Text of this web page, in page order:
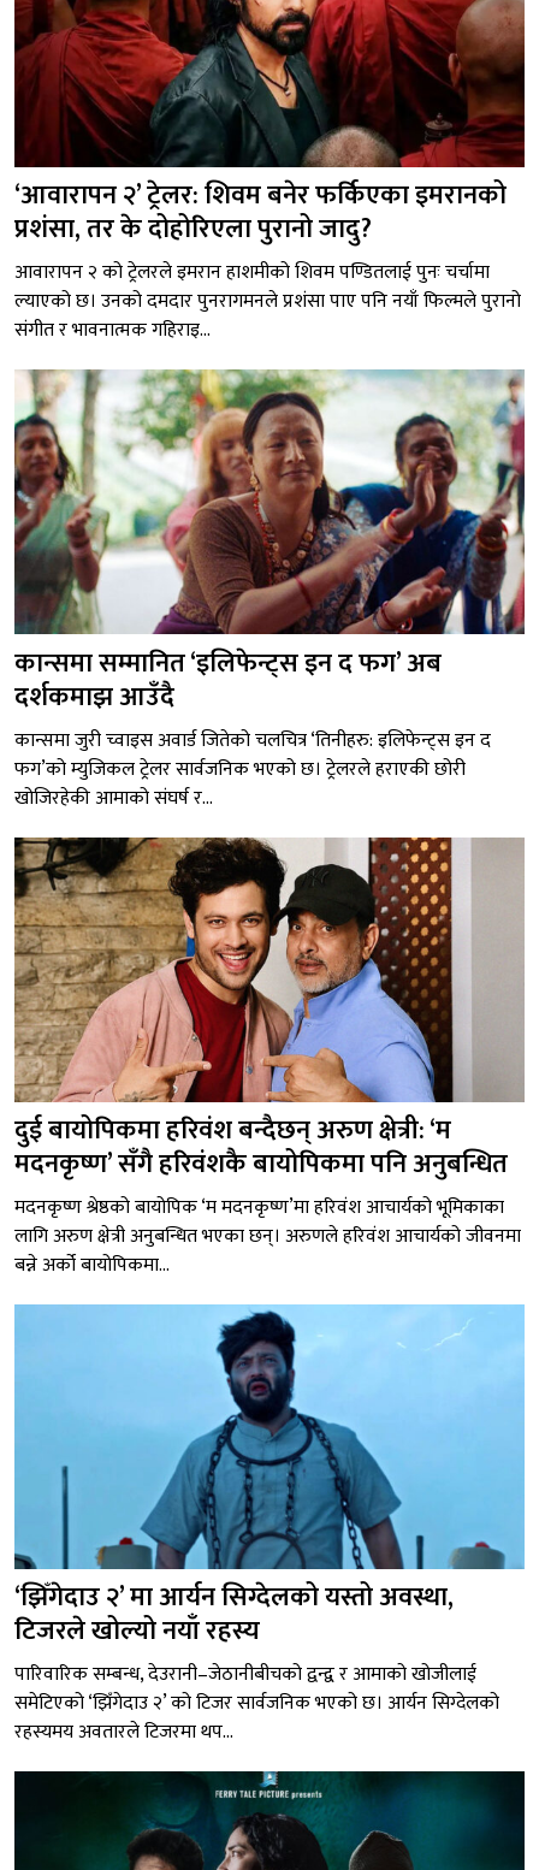
‘आवारापन २’ ट्रेलर: शिवम बनेर फर्किएका इमरानको
प्रशंसा, तर के दोहोरिएला पुरानो जादु?
आवारापन २ को ट्रेलरले इमरान हाशमीको शिवम पण्डितलाई पुनः चर्चामा
ल्याएको छ। उनको दमदार पुनरागमनले प्रशंसा पाए पनि नयाँ फिल्मले पुरानो
संगीत र भावनात्मक गहिराइ...
कान्समा सम्मानित ‘इलिफेन्ट्स इन द फग’ अब
दर्शकमाझ आउँदै
कान्समा जुरी च्वाइस अवार्ड जितेको चलचित्र ‘तिनीहरु: इलिफेन्ट्स इन द
फग’को म्युजिकल ट्रेलर सार्वजनिक भएको छ। ट्रेलरले हराएकी छोरी
खोजिरहेकी आमाको संघर्ष र...
दुई बायोपिकमा हरिवंश बन्दैछन् अरुण क्षेत्री: ‘म
मदनकृष्ण’ सँगै हरिवंशकै बायोपिकमा पनि अनुबन्धित
मदनकृष्ण श्रेष्ठको बायोपिक ‘म मदनकृष्ण’मा हरिवंश आचार्यको भूमिकाका
लागि अरुण क्षेत्री अनुबन्धित भएका छन्। अरुणले हरिवंश आचार्यको जीवनमा
बन्ने अर्को बायोपिकमा...
‘झिँगेदाउ २’ मा आर्यन सिग्देलको यस्तो अवस्था,
टिजरले खोल्यो नयाँ रहस्य
पारिवारिक सम्बन्ध, देउरानी–जेठानीबीचको द्वन्द्व र आमाको खोजीलाई
समेटिएको ‘झिँगेदाउ २’ को टिजर सार्वजनिक भएको छ। आर्यन सिग्देलको
रहस्यमय अवतारले टिजरमा थप...